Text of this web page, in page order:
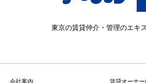
東京の賃貸仲介・管理のエキ